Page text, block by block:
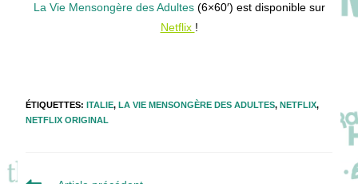
La Vie Mensongère des Adultes(6×60′) est disponible sur
Netflix !
ÉTIQUETTES: ITALIE, LA VIE MENSONGÈRE DES ADULTES, NETFLIX,
NETFLIX ORIGINAL